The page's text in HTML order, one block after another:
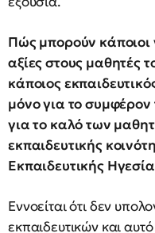
Πώς μπορούν κάποιοι
αξίες στους μαθητές
κάποιος
μόνο για το συμφέρον
για το καλό των
εκπαιδευτικής
Εκπαιδευτικής
Εννοείται ότι δεν
εκπαιδευτικών και